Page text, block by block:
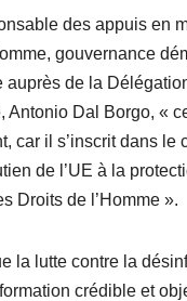
des appuis en
gouvernance
auprès de la
Antonio Dal Borgo, «
car il s’inscrit dans le
de l’UE à la
Droits de l’Homme ».
la lutte contre la
crédible et